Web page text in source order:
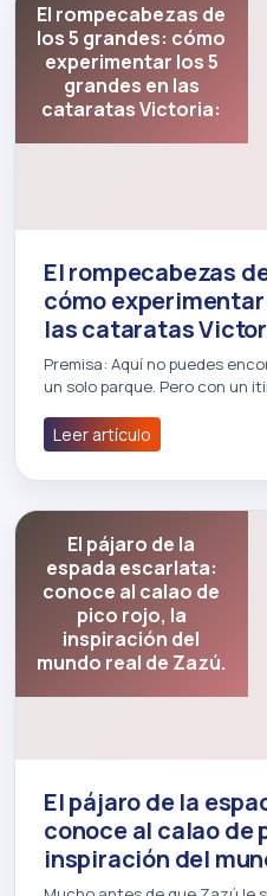
El rompecabezas de
los 5 grandes: cómo
experimentar los 5
grandes en las
cataratas Victoria:
El rompecabezas
cómo
las cataratas
Premisa: Aquí no puedes
un solo parque. Pero con un
Leer artículo
El pájaro de la
espada escarlata:
conoce al calao de
pico rojo, la
inspiración del
mundo real de Zazú.
El pájaro de la
conoce al calao de
inspiración del